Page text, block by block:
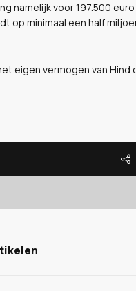
namelijk voor 197.500
op minimaal een half
eigen vermogen van Hind